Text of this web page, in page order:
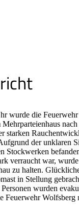
wurde die
starken
der unklaren
Stockwerken
verraucht war,
zu halten.
in Stellung
wurden
Feuerwehr Wolfsberg